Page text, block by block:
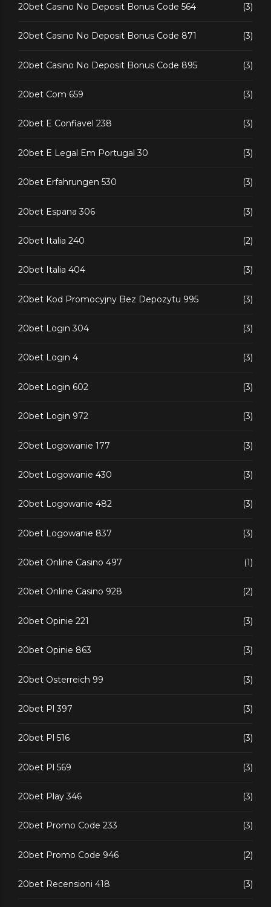
20bet Casino No Deposit Bonus Code 564 (3)
20bet Casino No Deposit Bonus Code 871 (3)
20bet Casino No Deposit Bonus Code 895 (3)
20bet Com 659 (3)
20bet E Confiavel 238 (3)
20bet E Legal Em Portugal 30 (3)
20bet Erfahrungen 530 (3)
20bet Espana 306 (3)
20bet Italia 240 (2)
20bet Italia 404 (3)
20bet Kod Promocyjny Bez Depozytu 995 (3)
20bet Login 304 (3)
20bet Login 4 (3)
20bet Login 602 (3)
20bet Login 972 (3)
20bet Logowanie 177 (3)
20bet Logowanie 430 (3)
20bet Logowanie 482 (3)
20bet Logowanie 837 (3)
20bet Online Casino 497 (1)
20bet Online Casino 928 (2)
20bet Opinie 221 (3)
20bet Opinie 863 (3)
20bet Osterreich 99 (3)
20bet Pl 397 (3)
20bet Pl 516 (3)
20bet Pl 569 (3)
20bet Play 346 (3)
20bet Promo Code 233 (3)
20bet Promo Code 946 (2)
20bet Recensioni 418 (3)